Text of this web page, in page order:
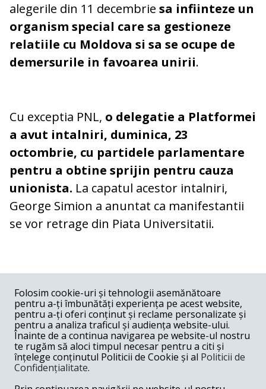
alegerile din 11 decembrie sa infiinteze un
organism special care sa gestioneze
relatiile cu Moldova si sa se ocupe de
demersurile in favoarea unirii.
Cu exceptia PNL, o delegatie a Platformei
a avut intalniri, duminica, 23
octombrie, cu partidele parlamentare
pentru a obtine sprijin pentru cauza
unionista. La capatul acestor intalniri,
George Simion a anuntat ca manifestantii
se vor retrage din Piata Universitatii.
COMENTARII
Nume
Email
Folosim cookie-uri și tehnologii asemănătoare
pentru a-ți îmbunătăți experiența pe acest website,
pentru a-ți oferi conținut și reclame personalizate și
pentru a analiza traficul și audiența website-ului.
Înainte de a continua navigarea pe website-ul nostru
te rugăm să aloci timpul necesar pentru a citi și
înțelege conținutul Politicii de Cookie și al Politicii de
Confidențialitate.